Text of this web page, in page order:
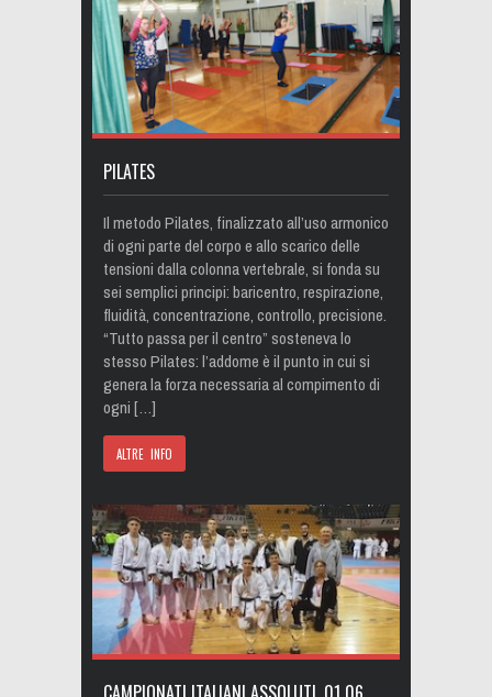
PILATES
Il metodo Pilates, finalizzato all’uso armonico
di ogni parte del corpo e allo scarico delle
tensioni dalla colonna vertebrale, si fonda su
sei semplici principi: baricentro, respirazione,
fluidità, concentrazione, controllo, precisione.
“Tutto passa per il centro” sosteneva lo
stesso Pilates: l’addome è il punto in cui si
genera la forza necessaria al compimento di
ogni […]
ALTRE INFO